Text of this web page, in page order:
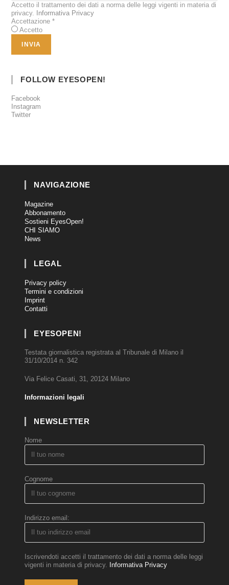
Accetto il trattamento dei dati a norma delle leggi vigenti in materia di
privacy.
Informativa Privacy
Accettazione*
Accetto
FOLLOW EYESOPEN!
Facebook
Instagram
Twitter
NAVIGAZIONE
Magazine
Abbonamento
Sostieni EyesOpen!
CHI SIAMO
News
LEGAL
Privacy policy
Termini e condizioni
Imprint
Contatti
EYESOPEN!
Testata giornalistica registrata al Tribunale di Milano il
31/10/2014 n. 342
Via Felice Casati, 31, 20124 Milano
Informazioni legali
NEWSLETTER
Nome
Cognome
Indirizzo email:
Iscrivendoti accetti il trattamento dei dati a norma delle leggi
vigenti in materia di privacy.
Informativa Privacy